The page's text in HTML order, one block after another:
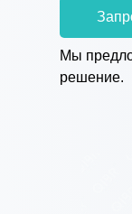
Мы
решение.